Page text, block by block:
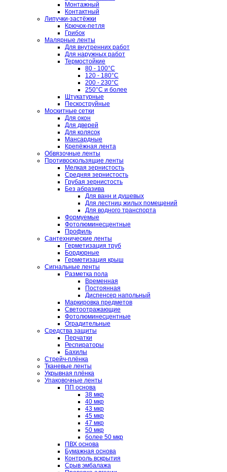
Монтажный
Контактный
Липучки-застёжки
Крючок-петля
Грибок
Малярные ленты
Для внутренних работ
Для наружных работ
Термостойкие
80 - 100°C
120 - 180°C
200 - 230°C
250°C и более
Штукатурные
Пескоструйные
Москитные сетки
Для окон
Для дверей
Для колясок
Мансардные
Крепёжная лента
Обвязочные ленты
Противоскользящие ленты
Мелкая зернистость
Средняя зернистость
Грубая зернистость
Без абразива
Для ванн и душевых
Для лестниц жилых помещений
Для водного транспорта
Формуемые
Фотолюминесцентные
Профиль
Сантехнические ленты
Герметизация труб
Бордюрные
Герметизация крыш
Сигнальные ленты
Разметка пола
Временная
Постоянная
Диспенсер напольный
Маркировка предметов
Светоотражающие
Фотолюминесцентные
Оградительные
Средства защиты
Перчатки
Респираторы
Бахилы
Стрейч-плёнка
Тканевые ленты
Укрывная плёнка
Упаковочные ленты
ПП основа
38 мкр
40 мкр
43 мкр
45 мкр
47 мкр
50 мкр
более 50 мкр
ПВХ основа
Бумажная основа
Контроль вскрытия
Срыв эмбалажа